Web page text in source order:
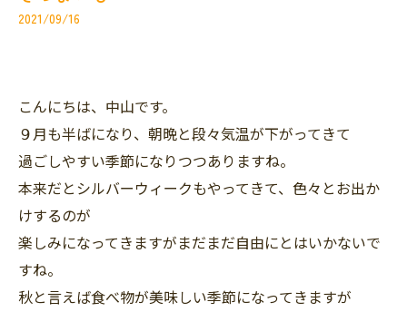
2021/09/16
こんにちは、中山です。
９月も半ばになり、朝晩と段々気温が下がってきて
過ごしやすい季節になりつつありますね。
本来だとシルバーウィークもやってきて、色々とお出か
けするのが
楽しみになってきますがまだまだ自由にとはいかないで
すね。
秋と言えば食べ物が美味しい季節になってきますが